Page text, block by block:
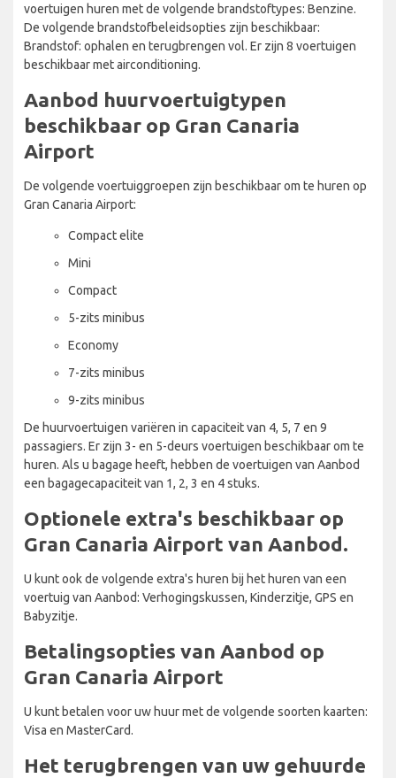
voertuigen huren met de volgende brandstoftypes: Benzine.
De volgende brandstofbeleidsopties zijn beschikbaar:
Brandstof: ophalen en terugbrengen vol. Er zijn 8 voertuigen
beschikbaar met airconditioning.
Aanbod huurvoertuigtypen
beschikbaar op Gran Canaria
Airport
De volgende voertuiggroepen zijn beschikbaar om te huren op
Gran Canaria Airport:
Compact elite
Mini
Compact
5-zits minibus
Economy
7-zits minibus
9-zits minibus
De huurvoertuigen variëren in capaciteit van 4, 5, 7 en 9
passagiers. Er zijn 3- en 5-deurs voertuigen beschikbaar om te
huren. Als u bagage heeft, hebben de voertuigen van Aanbod
een bagagecapaciteit van 1, 2, 3 en 4 stuks.
Optionele extra's beschikbaar op
Gran Canaria Airport van Aanbod.
U kunt ook de volgende extra's huren bij het huren van een
voertuig van Aanbod: Verhogingskussen, Kinderzitje, GPS en
Babyzitje.
Betalingsopties van Aanbod op
Gran Canaria Airport
U kunt betalen voor uw huur met de volgende soorten kaarten:
Visa en MasterCard.
Het terugbrengen van uw gehuurde